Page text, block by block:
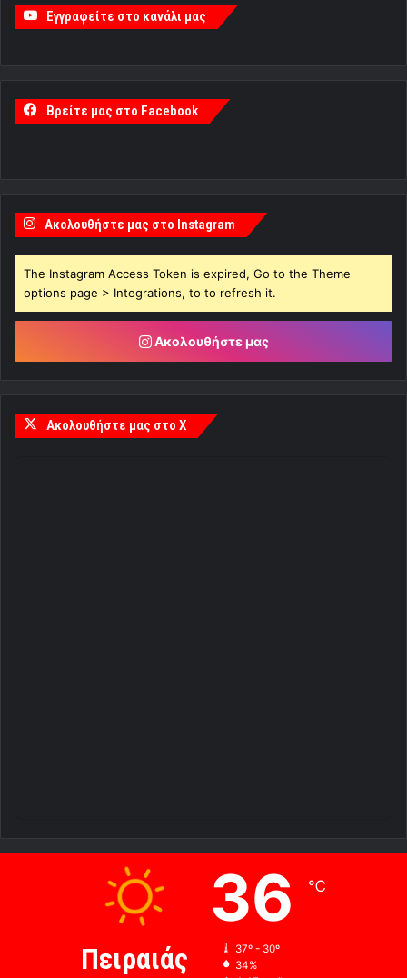
Εγγραφείτε στο κανάλι μας
Βρείτε μας στο Facebook
Ακολουθήστε μας στο Instagram
The Instagram Access Token is expired, Go to the Theme
options page > Integrations, to to refresh it.
Ακολουθήστε μας
Ακολουθήστε μας στο X
Πειραιάς
36 ℃
37º - 30º
34%